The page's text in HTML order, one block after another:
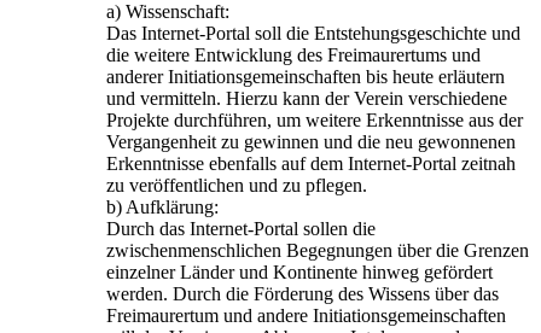
a) Wissenschaft:
Das Internet-Portal soll die Entstehungsgeschichte und
die weitere Entwicklung des Freimaurertums und
anderer Initiationsgemeinschaften bis heute erläutern
und vermitteln. Hierzu kann der Verein verschiedene
Projekte durchführen, um weitere Erkenntnisse aus der
Vergangenheit zu gewinnen und die neu gewonnenen
Erkenntnisse ebenfalls auf dem Internet-Portal zeitnah
zu veröffentlichen und zu pflegen.
b) Aufklärung:
Durch das Internet-Portal sollen die
zwischenmenschlichen Begegnungen über die Grenzen
einzelner Länder und Kontinente hinweg gefördert
werden. Durch die Förderung des Wissens über das
Freimaurertum und andere Initiationsgemeinschaften